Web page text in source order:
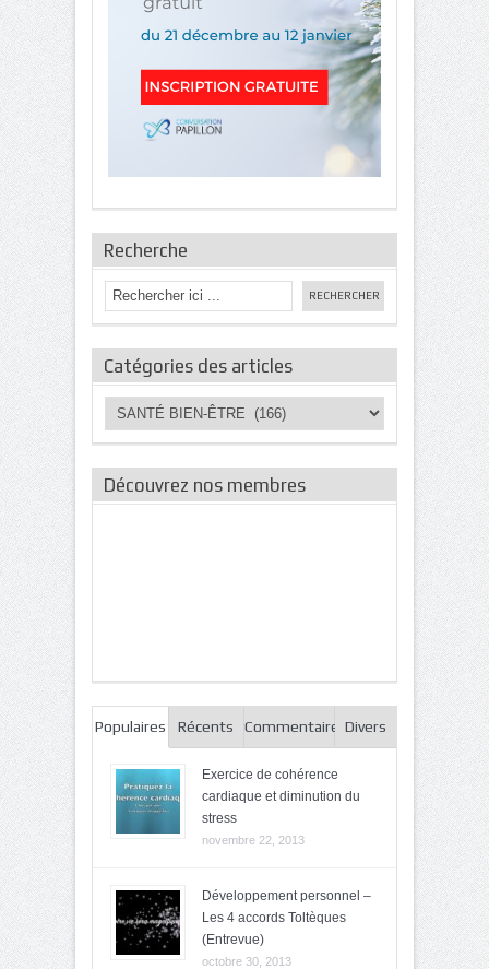
Recherche
Catégories des articles
Catégories
des
Découvrez nos membres
Populaires Récents CommentairesDivers
Exercice de cohérence
cardiaque et diminution du
stress
novembre 22, 2013
Développement personnel –
Les 4 accords Toltèques
(Entrevue)
octobre 30, 2013